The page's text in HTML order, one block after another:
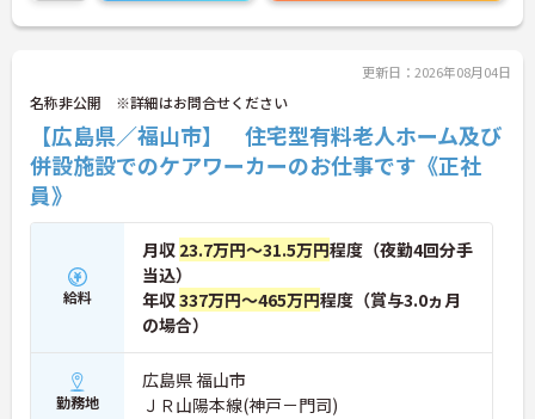
更新日：2026年08月04日
名称非公開 ※詳細はお問合せください
【広島県／福山市】 住宅型有料老人ホーム及び
併設施設でのケアワーカーのお仕事です《正社
員》
給料
月収 23.7万円～31.5万円程度（夜勤4回分手
当込）
年収337万円～465万円程度（賞与3.0ヵ月
の場合）
勤務地
広島県 福山市
ＪＲ山陽本線(神戸－門司)